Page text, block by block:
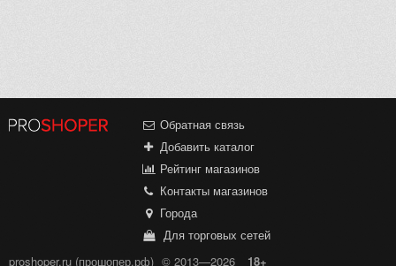
Обратная связь
Добавить каталог
Рейтинг магазинов
Контакты магазинов
Города
Для торговых сетей
proshoper.ru (прошопер.рф) © 2013—2026 18+